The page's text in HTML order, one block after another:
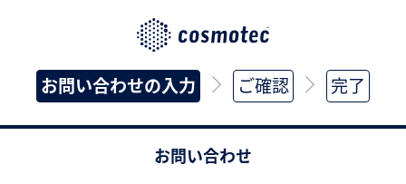
お問い合わせの入力 ご確認 完了
お問い合わせ